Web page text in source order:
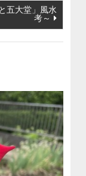
五大堂」風水
考～